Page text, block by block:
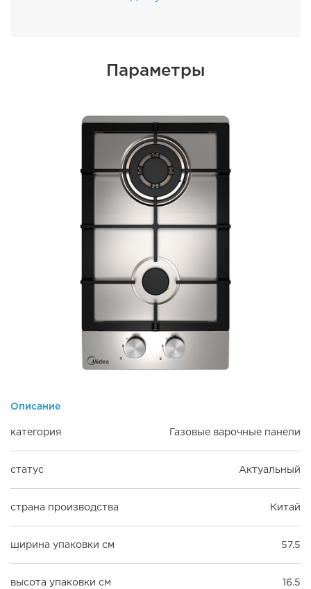
Параметры
Описание
категория Газовые варочные панели
статус Актуальный
страна производства Китай
ширина упаковки см 57.5
высота упаковки см 16.5